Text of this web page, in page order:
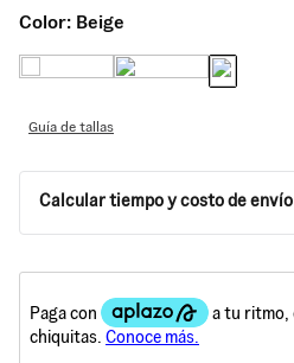
Color: Beige
Guía de tallas
Calcular tiempo y costo de envío